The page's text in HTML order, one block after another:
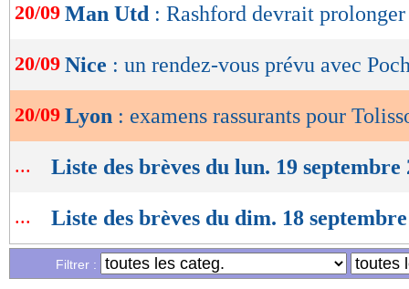
20/09 Man Utd : Rashford devrait prolonger
20/09 Nice : un rendez-vous prévu avec
20/09 Lyon : examens rassurants pour
... Liste des brèves du lun. 19 septembre
... Liste des brèves du dim. 18
Filtrer :